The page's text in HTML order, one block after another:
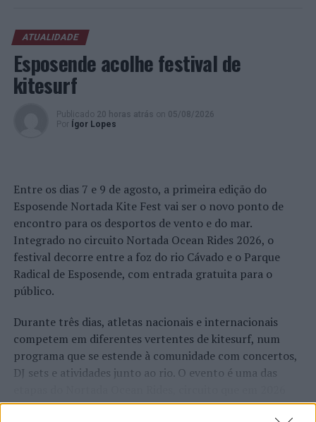
ATUALIDADE
Esposende acolhe festival de
kitesurf
Publicado 20 horas atrás on 05/08/2026
Por
Ígor Lopes
Entre os dias 7 e 9 de agosto, a primeira edição do
Esposende Nortada Kite Fest vai ser o novo ponto de
encontro para os desportos de vento e do mar.
Integrado no circuito Nortada Ocean Rides 2026, o
festival decorre entre a foz do rio Cávado e o Parque
Radical de Esposende, com entrada gratuita para o
público.
Durante três dias, atletas nacionais e internacionais
competem em diferentes vertentes de kitesurf, num
programa que se estende à comunidade com concertos,
DJ sets e atividades junto ao rio. O evento é uma das
passa também por Sines, Peniche, Viana do Castelo, Vila